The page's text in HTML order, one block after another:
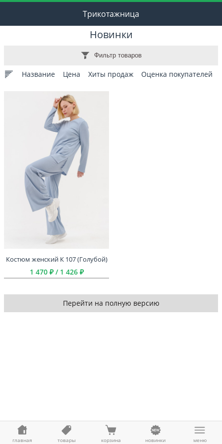
Трикотажница
Новинки
Фильтр товаров
Название Цена Хиты продаж Оценка покупателей
Костюм женский К 107 (Голубой)
1 470 ₽ / 1 426 ₽
Перейти на полную версию